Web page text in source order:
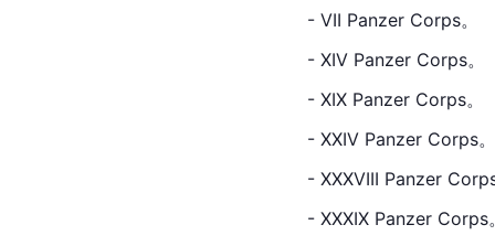
- VII Panzer Corps。
- XIV Panzer Corps。
- XIX Panzer Corps。
- XXIV Panzer Corps。
- XXXVIII Panzer
- XXXIX Panzer Corps